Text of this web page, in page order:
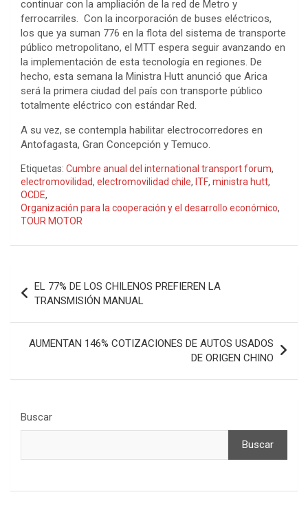
continuar con la ampliación de la red de Metro y
ferrocarriles. Con la incorporación de buses eléctricos,
los que ya suman 776 en la flota del sistema de transporte
público metropolitano, el MTT espera seguir avanzando en
la implementación de esta tecnología en regiones. De
hecho, esta semana la Ministra Hutt anunció que Arica
será la primera ciudad del país con transporte público
totalmente eléctrico con estándar Red.
A su vez, se contempla habilitar electrocorredores en
Antofagasta, Gran Concepción y Temuco.
Etiquetas: Cumbre anual del international transport forum,
electromovilidad, electromovilidad chile, ITF, ministra hutt,
OCDE,
Organización para la cooperación y el desarrollo económico,
TOUR MOTOR
de
entradas
EL 77% DE LOS CHILENOS PREFIEREN LA
TRANSMISIÓN MANUAL
AUMENTAN 146% COTIZACIONES DE AUTOS USADOS
DE ORIGEN CHINO
Buscar
Buscar